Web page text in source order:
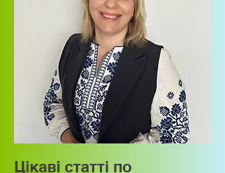
Цікаві статті по